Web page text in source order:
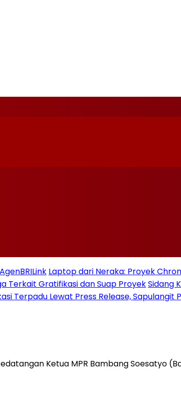
Laptop dari Neraka: Proyek
Terkait Gratifikasi dan Suap ProyekSidang
Terpadu Lewat Press Release, Sapulangit